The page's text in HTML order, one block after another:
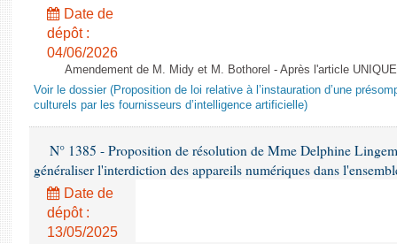
Date de
dépôt :
04/06/2026
Amendement de M. Midy et M. Bothorel - Après l'article
Voir le dossier (Proposition de loi relative à l’instauration d’une
culturels par les fournisseurs d’intelligence artificielle)
N° 1385 - Proposition de résolution de Mme Delphine
généraliser l'interdiction des appareils numériques dans
Date de
dépôt :
13/05/2025